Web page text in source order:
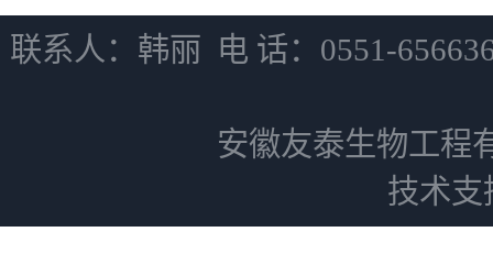
联系人：韩丽 电 话：0551-
安徽友泰生物工程
技术